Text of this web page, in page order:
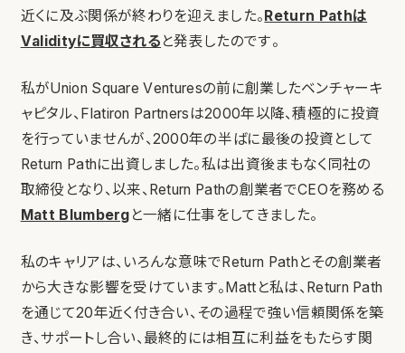
近くに及ぶ関係が終わりを迎えました。Return Pathは
Validityに買収される と発表したのです。
私がUnion Square Venturesの前に創業したベンチャーキ
ャピタル、Flatiron Partnersは2000年以降、積極的に投資
を行っていませんが、2000年の半ばに最後の投資として
Return Pathに出資しました。私は出資後まもなく同社の
取締役となり、以来、Return Pathの創業者でCEOを務める
Matt Blumberg と一緒に仕事をしてきました。
私のキャリアは、いろんな意味でReturn Pathとその創業者
から大きな影響を受けています。Mattと私は、Return Path
を通じて20年近く付き合い、その過程で強い信頼関係を築
き、サポートし合い、最終的には相互に利益をもたらす関